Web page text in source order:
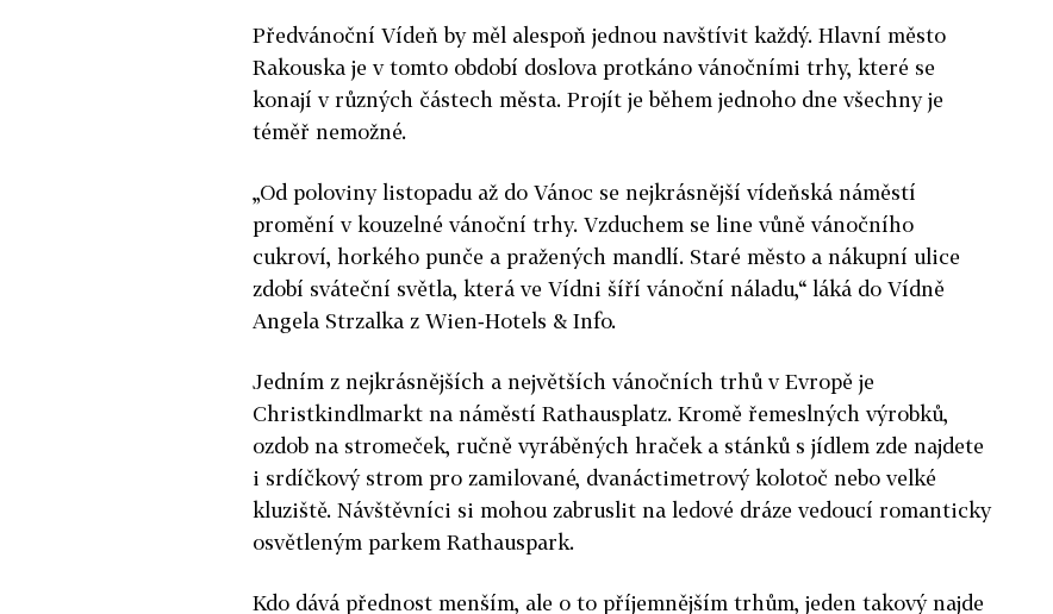
Předvánoční Vídeň by měl alespoň jednou navštívit každý. Hlavní město
Rakouska je v tomto období doslova protkáno vánočními trhy, které se
konají v různých částech města. Projít je během jednoho dne všechny je
téměř nemožné.
„Od poloviny listopadu až do Vánoc se nejkrásnější vídeňská náměstí
promění v kouzelné vánoční trhy. Vzduchem se line vůně vánočního
cukroví, horkého punče a pražených mandlí. Staré město a nákupní ulice
zdobí sváteční světla, která ve Vídni šíří vánoční náladu,“ láká do Vídně
Angela Strzalka z ­Wien‑Hotels & Info.
Jedním z nejkrásnějších a největších vánočních trhů v Evropě je
Christkindlmarkt na náměstí Rathausplatz. Kromě řemeslných výrobků,
ozdob na stromeček, ručně vyráběných hraček a stánků s jídlem zde najdete
i srdíčkový strom pro zamilované, dvanáctimetrový kolotoč nebo velké
kluziště. Návštěvníci si mohou zabruslit na ledové dráze vedoucí romanticky
osvětleným parkem Rathauspark.
Kdo dává přednost menším, ale o to příjemnějším trhům, jeden takový najde